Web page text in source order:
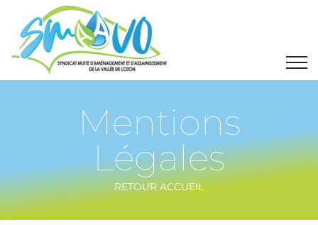
Mentions
Légales
RETOUR ACCUEIL